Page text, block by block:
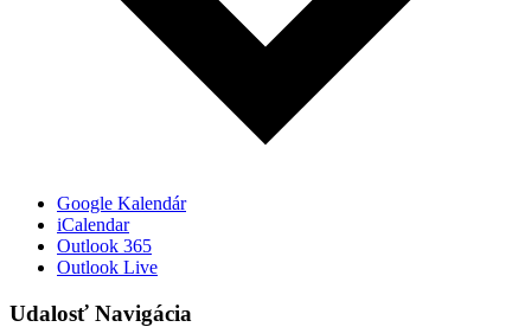
Google Kalendár
iCalendar
Outlook 365
Outlook Live
Udalosť Navigácia